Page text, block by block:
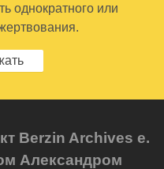
однократного или
Berzin Archives e.
Александром